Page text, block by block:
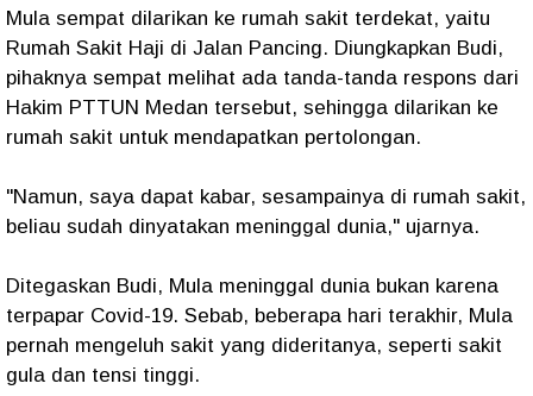
Mula sempat dilarikan ke rumah sakit terdekat, yaitu
Rumah Sakit Haji di Jalan Pancing. Diungkapkan Budi,
pihaknya sempat melihat ada tanda-tanda respons dari
Hakim PTTUN Medan tersebut, sehingga dilarikan ke
rumah sakit untuk mendapatkan pertolongan.
"Namun, saya dapat kabar, sesampainya di rumah sakit,
beliau sudah dinyatakan meninggal dunia," ujarnya.
Ditegaskan Budi, Mula meninggal dunia bukan karena
terpapar Covid-19. Sebab, beberapa hari terakhir, Mula
pernah mengeluh sakit yang dideritanya, seperti sakit
gula dan tensi tinggi.